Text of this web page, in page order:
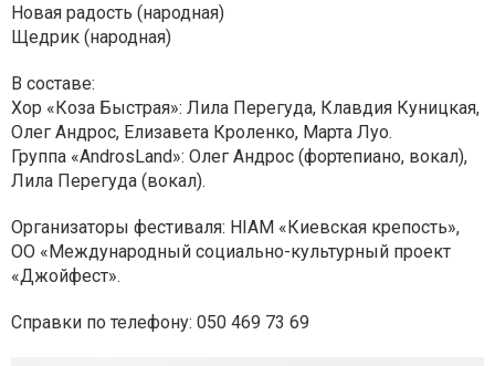
Новая радость (народная)
Щедрик (народная)
В составе:
Хор «Коза Быстрая»: Лила Перегуда, Клавдия Куницкая,
Олег Андрос, Елизавета Кроленко, Марта Луо.
Группа «AndrosLand»: Олег Андрос (фортепиано, вокал),
Лила Перегуда (вокал).
Организаторы фестиваля: НІАМ «Киевская крепость»,
ОО «Международный социально-культурный проект
«Джойфест».
Справки по телефону: 050 469 73 69